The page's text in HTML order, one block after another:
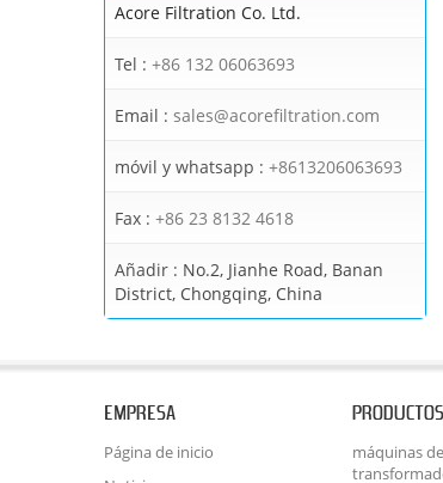
Acore Filtration Co. Ltd.
Tel : +86 132 06063693
Email : sales@acorefiltration.com
móvil y whatsapp : +8613206063693
Fax : +86 23 8132 4618
Añadir : No.2, Jianhe Road, Banan
District, Chongqing, China
EMPRESA
Página de inicio
PRODUCTOS
máquinas